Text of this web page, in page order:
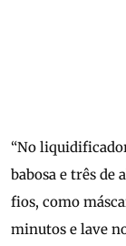
“No
babosa e três de
fios, como
minutos e lave